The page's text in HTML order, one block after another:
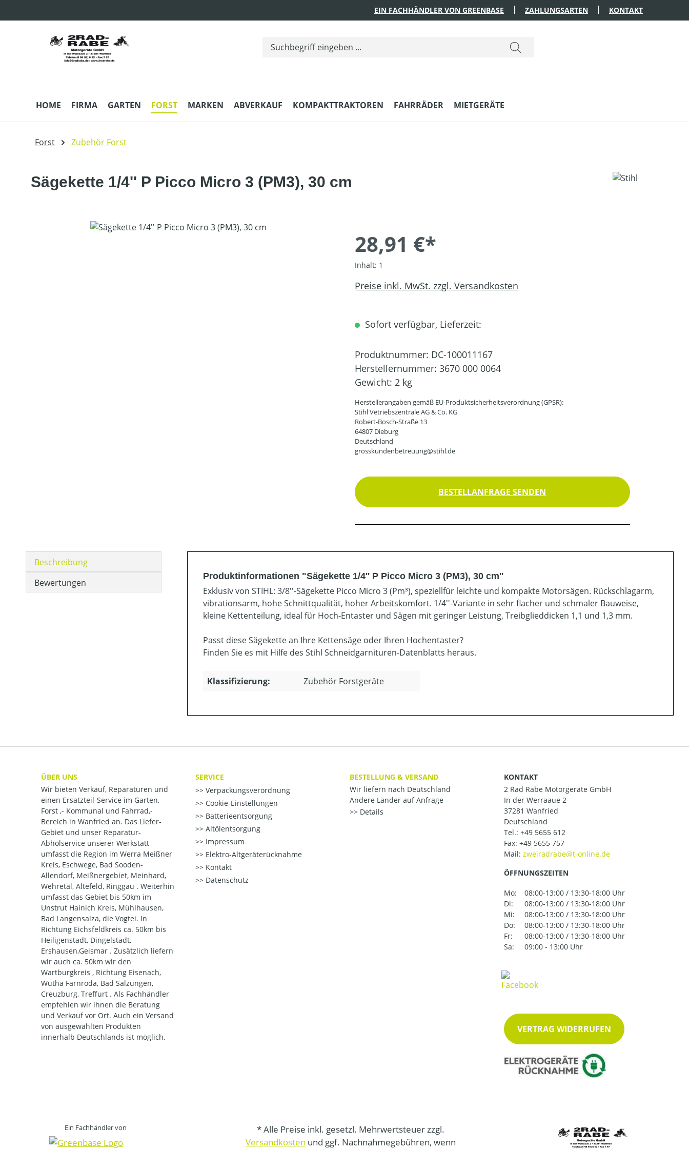
EIN FACHHÄNDLER VON GREENBASE ZAHLUNGSARTEN KONTAKT
HOME FIRMA GARTEN FORST MARKEN ABVERKAUF KOMPAKTTRAKTOREN FAHRRÄDER MIETGERÄTE
Forst Zubehör Forst
Sägekette 1/4'' P Picco Micro 3 (PM3), 30 cm
Bildergalerie überspringen
28,91 €*
Inhalt: 1
Preise inkl. MwSt. zzgl. Versandkosten
Sofort verfügbar, Lieferzeit:
Produktnummer: DC-100011167
Herstellernummer: 3670 000 0064
Gewicht: 2 kg
Herstellerangaben gemäß EU-Produktsicherheitsverordnung (GPSR):
Stihl Vetriebszentrale AG & Co. KG
Robert-Bosch-Straße 13
64807 Dieburg
Deutschland
grosskundenbetreuung@stihl.de
BESTELLANFRAGE SENDEN
Beschreibung
Bewertungen
Produktinformationen "Sägekette 1/4'' P Picco Micro 3 (PM3), 30 cm"
Exklusiv von STIHL: 3/8''-Sägekette Picco Micro 3 (Pm³), speziellfür leichte und kompakte Motorsägen. Rückschlagarm,
vibrationsarm, hohe Schnittqualität, hoher Arbeitskomfort. 1/4''-Variante in sehr flacher und schmaler Bauweise,
kleine Kettenteilung, ideal für Hoch-Entaster und Sägen mit geringer Leistung, Treibglieddicken 1,1 und 1,3 mm.
Passt diese Sägekette an Ihre Kettensäge oder Ihren Hochentaster?
Finden Sie es mit Hilfe des Stihl Schneidgarnituren-Datenblatts heraus.
Klassifizierung: Zubehör Forstgeräte
ÜBER UNS
Wir bieten Verkauf, Reparaturen und
einen Ersatzteil-Service im Garten,
Forst ,- Kommunal und Fahrrad,-
Bereich in Wanfried an. Das Liefer-
Gebiet und unser Reparatur-
Abholservice unserer Werkstatt
umfasst die Region im Werra Meißner
Kreis, Eschwege, Bad Sooden-
Allendorf, Meißnergebiet, Meinhard,
Wehretal, Altefeld, Ringgau . Weiterhin
umfasst das Gebiet bis 50km im
Unstrut Hainich Kreis, Mühlhausen,
Bad Langensalza, die Vogtei. In
Richtung Eichsfeldkreis ca. 50km bis
Heiligenstadt, Dingelstädt,
Ershausen,Geismar . Zusätzlich liefern
wir auch ca. 50km wir den
Wartburgkreis , Richtung Eisenach,
Wutha Farnroda, Bad Salzungen,
Creuzburg, Treffurt . Als Fachhändler
empfehlen wir ihnen die Beratung
und Verkauf vor Ort. Auch ein Versand
von ausgewählten Produkten
innerhalb Deutschlands ist möglich.
SERVICE
Verpackungsverordnung
Cookie-Einstellungen
Batterieentsorgung
Altölentsorgung
Impressum
Elektro-Altgeräterücknahme
Kontakt
Datenschutz
BESTELLUNG & VERSAND
Wir liefern nach Deutschland
Andere Länder auf Anfrage
Details
KONTAKT
2 Rad Rabe Motorgeräte GmbH
In der Werraaue 2
37281 Wanfried
Deutschland
Tel.: +49 5655 612
Fax: +49 5655 757
Mail:
ÖFFNUNGSZEITEN
Mo:
08:00-13:00 / 13:30-18:00 Uhr
Di:
08:00-13:00 / 13:30-18:00 Uhr
Mi:
08:00-13:00 / 13:30-18:00 Uhr
Do:
08:00-13:00 / 13:30-18:00 Uhr
Fr:
08:00-13:00 / 13:30-18:00 Uhr
Sa:
09:00 - 13:00 Uhr
VERTRAG WIDERRUFEN
Ein Fachhändler von
* Alle Preise inkl. gesetzl. Mehrwertsteuer zzgl.
Versandkosten und ggf. Nachnahmegebühren, wenn